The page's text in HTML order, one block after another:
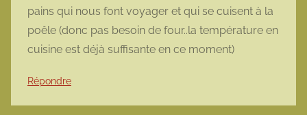
pains qui nous font voyager et qui se cuisent à la
poêle (donc pas besoin de four..la température en
cuisine est déjà suffisante en ce moment)
Répondre